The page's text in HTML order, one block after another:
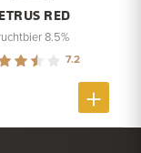
RED
8.5%
7.2